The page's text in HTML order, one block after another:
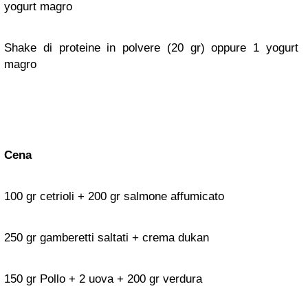
yogurt magro
Shake di proteine in polvere (20 gr) oppure 1 yogurt
magro
Cena
100 gr cetrioli + 200 gr salmone affumicato
250 gr gamberetti saltati + crema dukan
150 gr Pollo + 2 uova + 200 gr verdura